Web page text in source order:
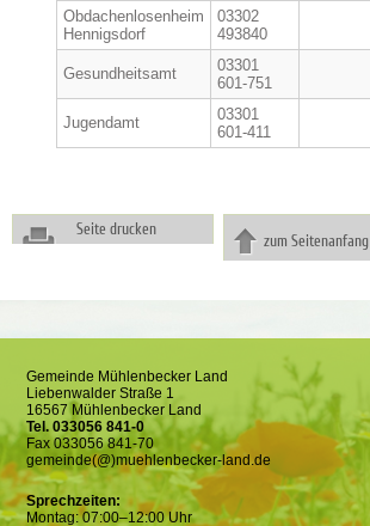
Obdachenlosenheim
Hennigsdorf
03302
493840
Gesundheitsamt
03301
601-751
Jugendamt
03301
601-411
Seite drucken
zum Seitenanfang
Gemeinde Mühlenbecker Land
Liebenwalder Straße 1
16567 Mühlenbecker Land
Tel. 033056 841-0
Fax 033056 841-70
gemeinde(@)muehlenbecker-land.de
Sprechzeiten:
Montag: 07:00–12:00 Uhr